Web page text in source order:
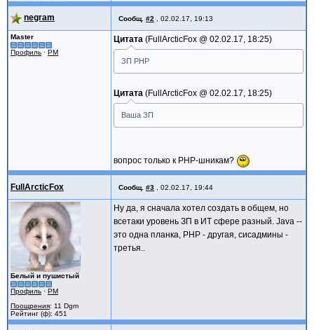
negram Сообщ. #2 02.02.17, 19:13
Master
Профиль · PM
Цитата FullArcticFox @ 02.02.17, 18:25
ЗП PHP
Цитата FullArcticFox @ 02.02.17, 18:25
Ваша ЗП
вопрос только к PHP-шникам?
FullArcticFox Сообщ. #3 02.02.17, 19:44
Белый и пушистый
Профиль · PM
Поощрения: 11 Dgm
Рейтинг (ф): 451
Ну да, я сначала хотел создать в общем, но
всетаки уровень ЗП в ИТ сфере разный. Java --
это одна планка, PHP - другая, сисадмины -
третья..